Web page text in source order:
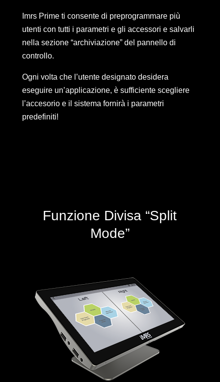
Imrs Prime ti consente di preprogrammare più
utenti con tutti i parametri e gli accessori e salvarli
nella sezione “archiviazione” del pannello di
controllo.
Ogni volta che l’utente designato desidera
eseguire un’applicazione, è sufficiente scegliere
l’accesorio e il sistema fornirà i parametri
predefiniti!
Funzione Divisa “Split
Mode”